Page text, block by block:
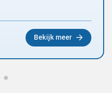
Bekijk meer